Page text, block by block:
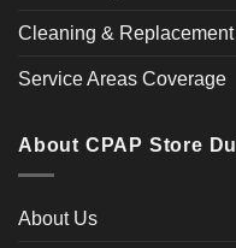
Cleaning &
Service Areas Coverage
About CPAP Store
About Us